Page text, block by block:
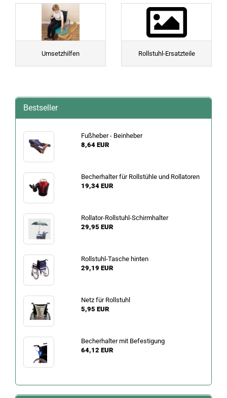
Umsetzhilfen Rollstuhl-Ersatzteile
Bestseller
Fußheber - Beinheber
8,64 EUR
Becherhalter für Rollstühle und Rollatoren
19,34 EUR
Rollator-Rollstuhl-Schirmhalter
29,95 EUR
Rollstuhl-Tasche hinten
29,19 EUR
Netz für Rollstuhl
5,95 EUR
Becherhalter mit Befestigung
64,12 EUR